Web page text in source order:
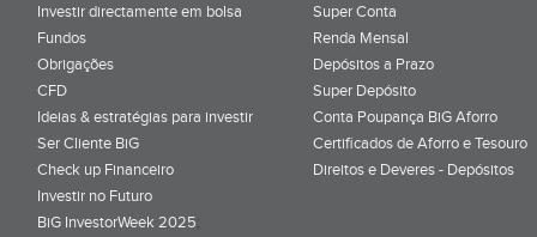
Investir directamente em bolsa
Fundos
Obrigações
CFD
Ideias & estratégias para investir
Ser Cliente BiG
Check up Financeiro
Investir no Futuro
BiG InvestorWeek 2025;
Super Conta
Renda Mensal
Depósitos a Prazo
Super Depósito
Conta Poupança BiG Aforro
Certificados de Aforro e Tesouro
Direitos e Deveres - Depósitos